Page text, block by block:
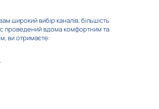
широкий вибір каналів, більшість
проведений вдома комфортним та
ви отримаєте: